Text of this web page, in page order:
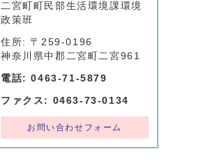
二宮町町民部生活環境課環境
政策班
住所: 〒259-0196
神奈川県中郡二宮町二宮961
電話: 0463-71-5879
ファクス: 0463-73-0134
お問い合わせフォーム